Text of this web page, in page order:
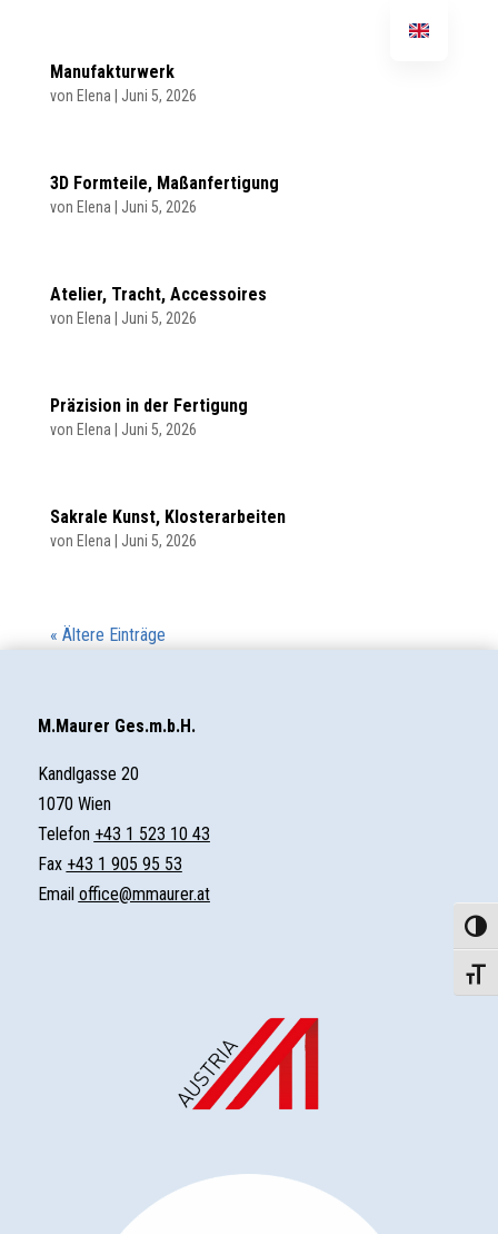
Manufakturwerk
von Elena Juni 5, 2026
3D Formteile, Maßanfertigung
von Elena Juni 5, 2026
Atelier, Tracht, Accessoires
von Elena Juni 5, 2026
Präzision in der Fertigung
von Elena Juni 5, 2026
Sakrale Kunst, Klosterarbeiten
von Elena Juni 5, 2026
« Ältere Einträge
M.Maurer Ges.m.b.H.
Kandlgasse 20
1070 Wien
Telefon +43 1 523 10 43
Fax +43 1 905 95 53
Email office@mmaurer.at